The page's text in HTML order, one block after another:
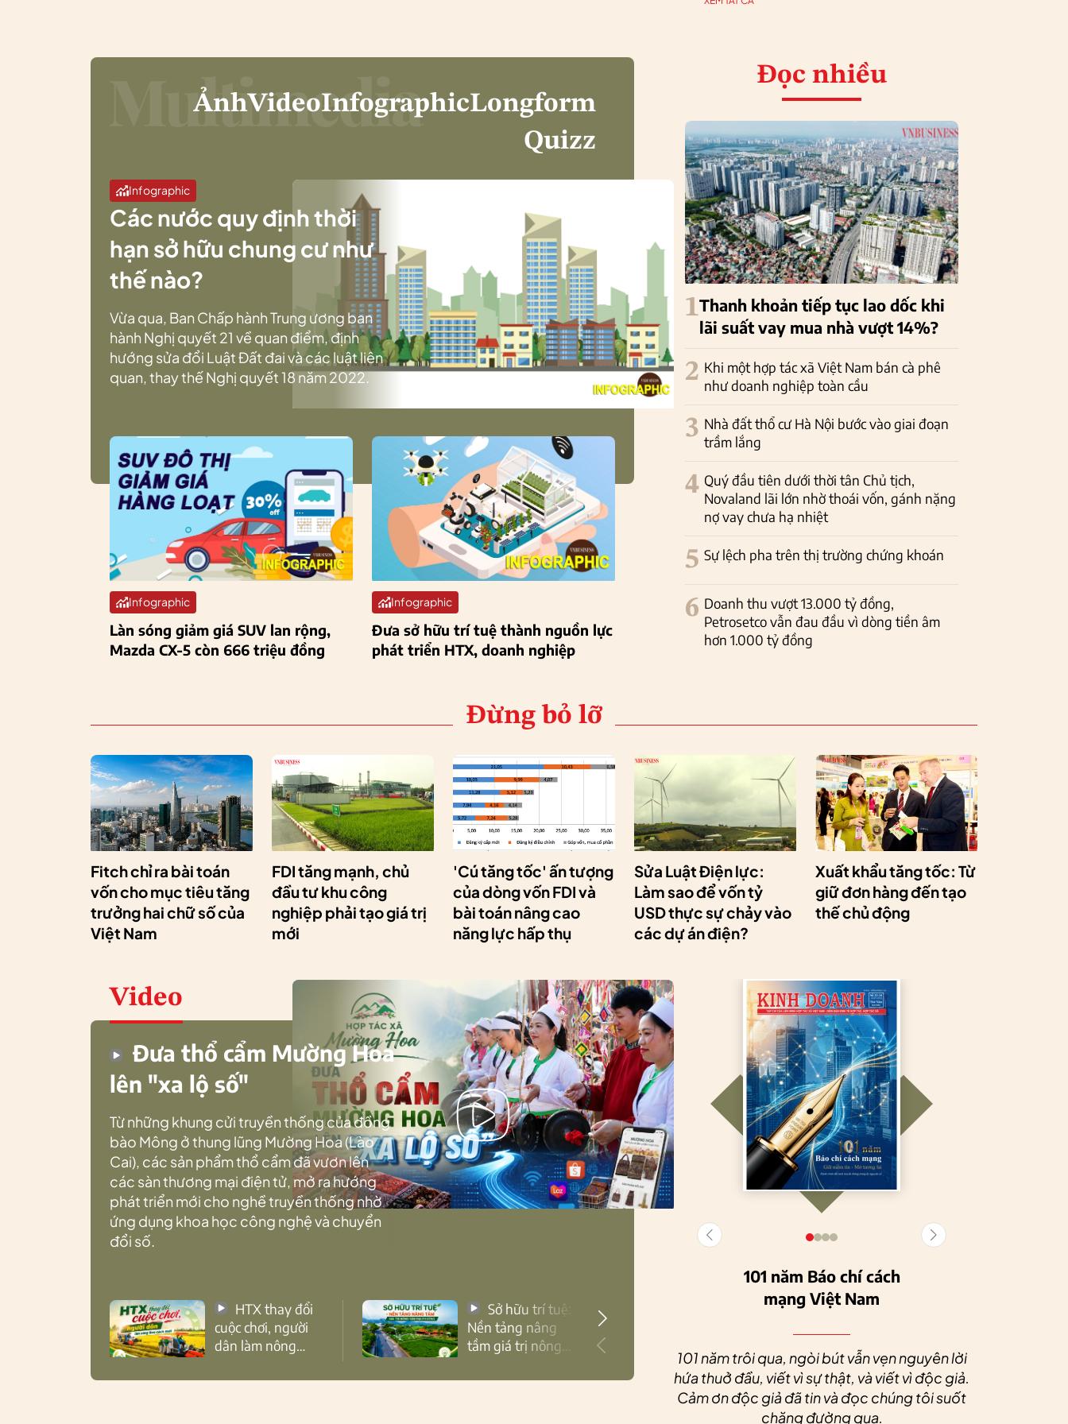
ẢnhVideoInfographicLongform
Quizz
Infographic
Các nước quy định thời
hạn sở hữu chung cư như
thế nào?
Vừa qua, Ban Chấp hành Trung ương ban
hành Nghị quyết 21 về quan điểm, định
hướng sửa đổi Luật Đất đai và các luật liên
quan, thay thế Nghị quyết 18 năm 2022.
Infographic
Làn sóng giảm giá SUV lan rộng,
Mazda CX-5 còn 666 triệu đồng
Infographic
Đưa sở hữu trí tuệ thành nguồn lực
phát triển HTX, doanh nghiệp
Đọc nhiều
1Thanh khoản tiếp tục lao dốc khi
lãi suất vay mua nhà vượt 14%?
2 Khi một hợp tác xã Việt Nam bán cà phê
như doanh nghiệp toàn cầu
3 Nhà đất thổ cư Hà Nội bước vào giai đoạn
trầm lắng
4 Quý đầu tiên dưới thời tân Chủ tịch,
Novaland lãi lớn nhờ thoái vốn, gánh nặng
nợ vay chưa hạ nhiệt
5 Sự lệch pha trên thị trường chứng khoán
6 Doanh thu vượt 13.000 tỷ đồng,
Petrosetco vẫn đau đầu vì dòng tiền âm
hơn 1.000 tỷ đồng
Đừng bỏ lỡ
Fitch chỉ ra bài toán
vốn cho mục tiêu tăng
trưởng hai chữ số của
Việt Nam
FDI tăng mạnh, chủ
đầu tư khu công
nghiệp phải tạo giá trị
mới
'Cú tăng tốc' ấn tượng
của dòng vốn FDI và
bài toán nâng cao
năng lực hấp thụ
Sửa Luật Điện lực:
Làm sao để vốn tỷ
USD thực sự chảy vào
các dự án điện?
Xuất khẩu tăng tốc: Từ
giữ đơn hàng đến tạo
thế chủ động
Video
Đưa thổ cẩm Mường Hoa
lên "xa lộ số"
Từ những khung cửi truyền thống của đồng
bào Mông ở thung lũng Mường Hoa (Lào
Cai), các sản phẩm thổ cẩm đã vươn lên
các sàn thương mại điện tử, mở ra hướng
phát triển mới cho nghề truyền thống nhờ
ứng dụng khoa học công nghệ và chuyển
đổi số.
cuộc chơi, người
dân làm nông
Nền tảng nâng
tầm giá trị nông
lực cho nông
nghiệp bền vững
101 năm Báo chí cách
mạng Việt Nam
101 năm trôi qua, ngòi bút vẫn vẹn nguyên lời
hứa thuở đầu, viết vì sự thật, và viết vì độc giả.
Cảm ơn độc giả đã tin và đọc chúng tôi suốt
chặng đường qua.